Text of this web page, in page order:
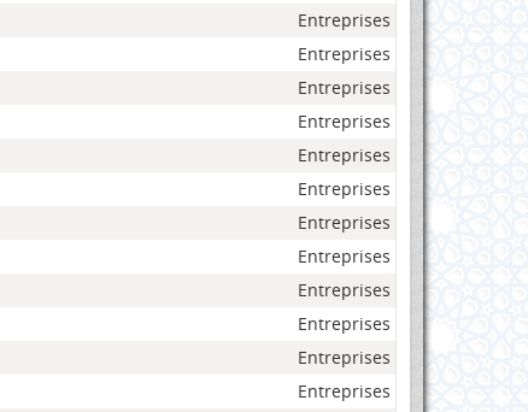
Entreprises
Entreprises
Entreprises
Entreprises
Entreprises
Entreprises
Entreprises
Entreprises
Entreprises
Entreprises
Entreprises
Entreprises